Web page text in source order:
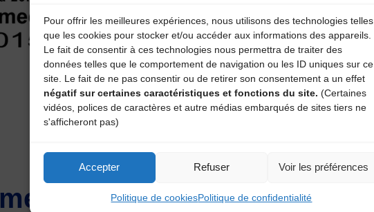
Pour offrir les meilleures expériences, nous utilisons des technologies telles
que les cookies pour stocker et/ou accéder aux informations des appareils.
Le fait de consentir à ces technologies nous permettra de traiter des
données telles que le comportement de navigation ou les ID uniques sur ce
site. Le fait de ne pas consentir ou de retirer son consentement a un effet
négatif sur certaines caractéristiques et fonctions du site. (Certaines
vidéos, polices de caractères et autre médias embarqués de sites tiers ne
s'afficheront pas)
Accepter Refuser Voir les préférences
Politique de cookiesPolitique de confidentialité